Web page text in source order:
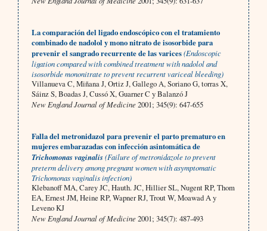
La comparación del ligado endoscópico con el tratamiento
combinado de nadolol y mono nitrato de isosorbide para
prevenir el sangrado recurrente de las varices(Endoscopic
ligation compared with combined treatment with nadolol and
isosorbide mononitrate to prevent recurrent variceal bleeding)
Villanueva C, Miñana J, Ortiz J, Gallego A, Soriano G, torras X,
Sáinz S, Boadas J, Cussó X, Guarner C y Balanzó J
New England Journal of Medicine2001; 345(9): 647-655
Falla del metronidazol para prevenir el parto prematuro en
mujeres embarazadas con infección asintomática de
Trichomonas vaginalis(Failure of metronidazole to prevent
preterm delivery among pregnant women with asymptomatic
Trichomonas vaginalis infection)
Klebanoff MA, Carey JC, Hauth. JC, Hillier SL, Nugent RP, Thom
EA, Ernest JM, Heine RP, Wapner RJ, Trout W, Moawad A y
Leveno KJ
New England Journal of Medicine2001; 345(7): 487-493